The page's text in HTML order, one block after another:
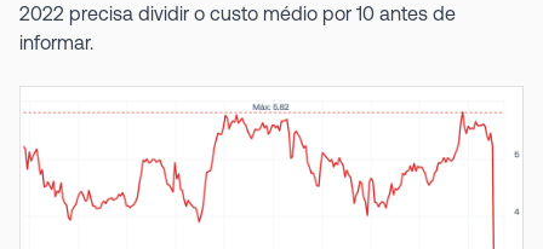
2022 precisa dividir o custo médio por 10 antes de
informar.